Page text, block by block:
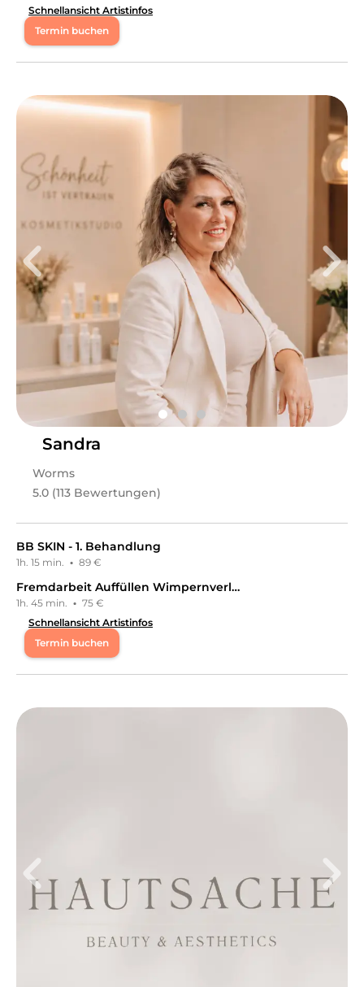
Schnellansicht Artistinfos
Termin buchen
Mo 10:00 - 19:00
Di 10:00 - 17:30
Do 10:00 - 19:00
Fr 10:00 - 16:00
Hallo ihr Lieben, ich bin zertifizierte Wimpern- &
Augenbrauenstylistin und freue mich sehr euch
kennenzulernen. 🥰
Leistungen
Wormsbietet Leistungen in
Kosmetik,
Wimpernbehandlungen, Gesichts- &
Körperbehandlungen, Augenbrauenbehandlungenan.
Sandra
Worms
5.0 (113 Bewertungen)
BB SKIN - 1. Behandlung
1h. 15 min. · 89 €
Fremdarbeit Auffüllen Wimpernverlängerung
1h. 45 min. · 75 €
Schnellansicht Artistinfos
Termin buchen
Di 08:30 - 13:30
Mi
BB SKIN - Microneedling
Leistungen
Wimpernbehandlungen, Gesichts- &
Körperbehandlungen, Augenbrauenbehandlungen